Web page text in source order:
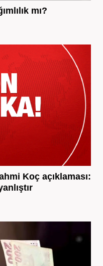
mı?
Koç açıklaması: